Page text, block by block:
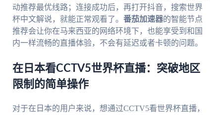
动推荐最优线路；连接成功后，再打开抖音，搜索世界
杯中文解说，就能正常观看了。 番茄加速器的智能节点
推荐会让你在马来西亚的网络环境下，也能享受到和国
内一样流畅的直播体验，不会有延迟或者卡顿的问题。
在日本看CCTV5世界杯直播：突破地区
限制的简单操作
对于在日本的用户来说，想通过CCTV5看世界杯直播，